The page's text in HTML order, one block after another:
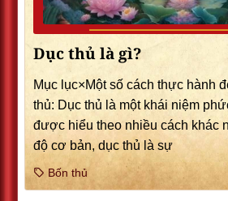
Dục thủ là gì?
Mục lục×Một số cách thực hành
thủ: Dục thủ là một khái niệm
được hiểu theo nhiều cách khác
độ cơ bản, dục thủ là sự
Bốn thủ